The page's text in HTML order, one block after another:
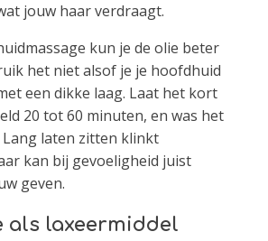
jouw haar verdraagt.
kun je de olie beter
het niet alsof je je hoofdhuid
een dikke laag. Laat het kort
20 tot 60 minuten, en was het
laten zitten klinkt
kan bij gevoeligheid juist
geven.
als laxeermiddel